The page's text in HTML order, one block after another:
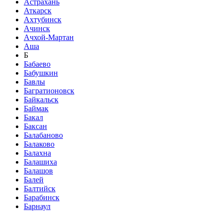
Аткарск
Ахтубинск
Ачинск
Ачхой-Мартан
Аша
Б
Бабаево
Бабушкин
Бавлы
Багратионовск
Байкальск
Баймак
Бакал
Баксан
Балабаново
Балаково
Балахна
Балашиха
Балашов
Балей
Балтийск
Барабинск
Барнаул